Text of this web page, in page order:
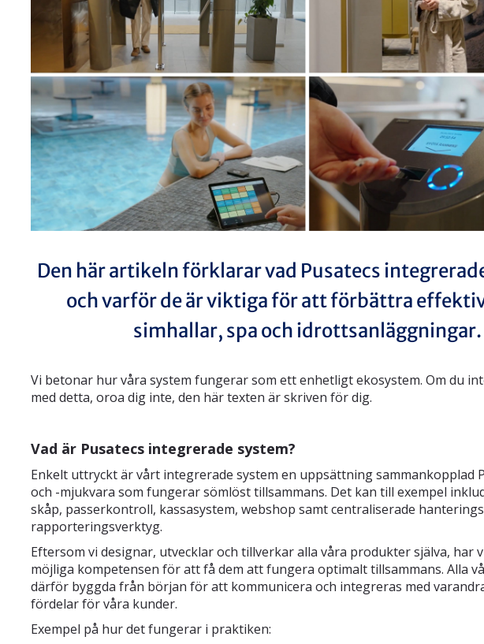
Den här artikeln förklarar vad Pusatecs
och varför de är viktiga för att förbättra
simhallar, spa och idrottsanläggningar.
Vi betonar hur våra system fungerar som ett enhetligt ekosystem. Om du
med detta, oroa dig inte, den här texten är skriven för dig.
Vad är Pusatecs integrerade system?
Enkelt uttryckt är vårt integrerade system en uppsättning sammankopplad
och -mjukvara som fungerar sömlöst tillsammans. Det kan till exempel
skåp, passerkontroll, kassasystem, webshop samt centraliserade
rapporteringsverktyg.
Eftersom vi designar, utvecklar och tillverkar alla våra produkter själva, har
möjliga kompetensen för att få dem att fungera optimalt tillsammans. Alla
därför byggda från början för att kommunicera och integreras med
fördelar för våra kunder.
Exempel på hur det fungerar i praktiken: